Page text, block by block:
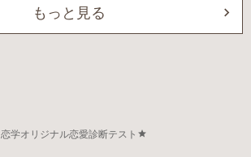
もっと見る
恋学オリジナル恋愛診断テスト